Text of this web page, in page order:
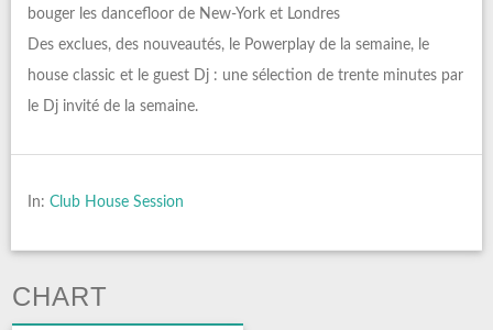
bouger les dancefloor de New-York et Londres
Des exclues, des nouveautés, le Powerplay de la semaine, le
house classic et le guest Dj : une sélection de trente minutes par
le Dj invité de la semaine.
In: Club House Session
CHART